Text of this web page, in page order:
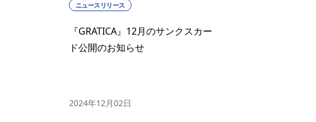
ニュースリリース
『GRATICA』12月のサンクスカー
ド公開のお知らせ
2024年12月02日